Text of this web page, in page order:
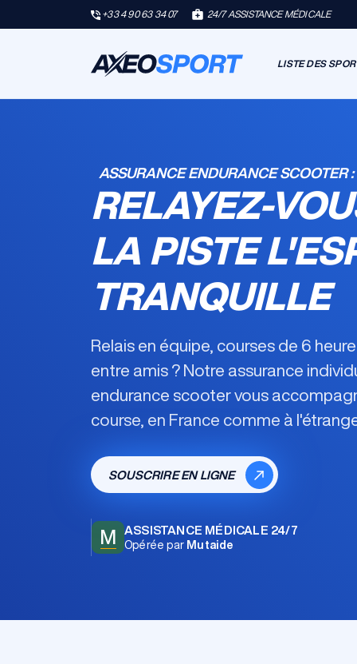
+33 4 90 63 34 07 24/7 ASSISTANCE MÉDICALE
LISTE DES
ASSURANCE ENDURANCE SCOOTER :
RELAYEZ-
LA PISTE
TRANQUILLE
Relais en équipe, courses de 6
entre amis ? Notre assurance
endurance scootervous
course, en France comme à
SOUSCRIRE EN LIGNE
M ASSISTANCE MÉDICALE 24/7
Opérée par Mutaide